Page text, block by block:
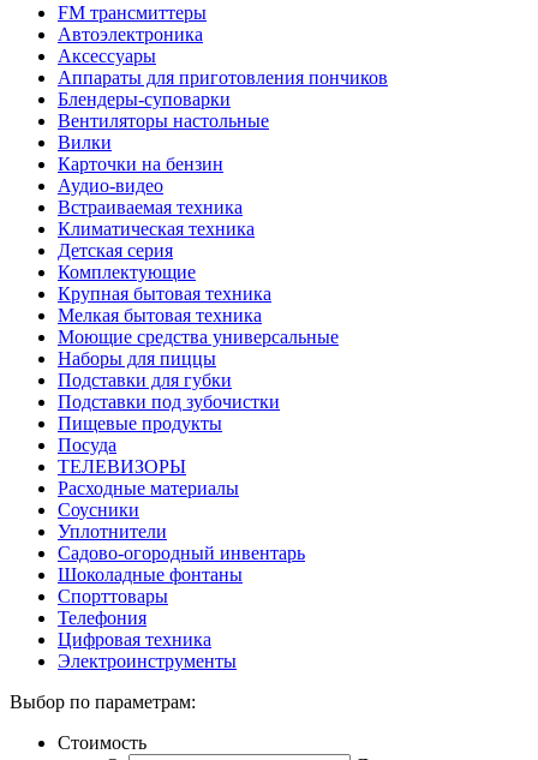
FM трансмиттеры
Автоэлектроника
Аксессуары
Аппараты для приготовления пончиков
Блендеры-суповарки
Вентиляторы настольные
Вилки
Карточки на бензин
Аудио-видео
Встраиваемая техника
Климатическая техника
Детская серия
Комплектующие
Крупная бытовая техника
Мелкая бытовая техника
Моющие средства универсальные
Наборы для пиццы
Подставки для губки
Подставки под зубочистки
Пищевые продукты
Посуда
ТЕЛЕВИЗОРЫ
Расходные материалы
Соусники
Уплотнители
Садово-огородный инвентарь
Шоколадные фонтаны
Спорттовары
Телефония
Цифровая техника
Электроинструменты
Выбор по параметрам:
Стоимость